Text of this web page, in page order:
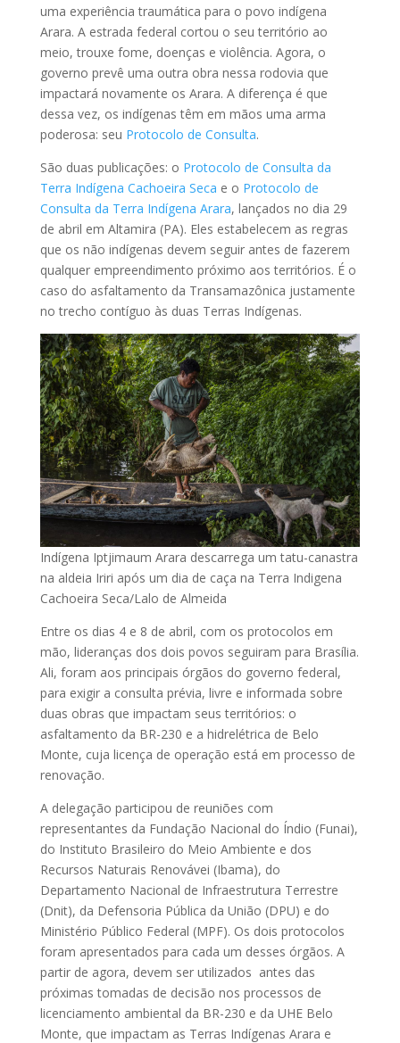
uma experiência traumática para o povo indígena
Arara. A estrada federal cortou o seu território ao
meio, trouxe fome, doenças e violência. Agora, o
governo prevê uma outra obra nessa rodovia que
impactará novamente os Arara. A diferença é que
dessa vez, os indígenas têm em mãos uma arma
poderosa: seu Protocolo de Consulta.
São duas publicações: o Protocolo de Consulta da
Terra Indígena Cachoeira Seca e o Protocolo de
Consulta da Terra Indígena Arara, lançados no dia 29
de abril em Altamira (PA). Eles estabelecem as regras
que os não indígenas devem seguir antes de fazerem
qualquer empreendimento próximo aos territórios. É o
caso do asfaltamento da Transamazônica justamente
no trecho contíguo às duas Terras Indígenas.
Indígena Iptjimaum Arara descarrega um tatu-canastra
na aldeia Iriri após um dia de caça na Terra Indigena
Cachoeira Seca/Lalo de Almeida
Entre os dias 4 e 8 de abril, com os protocolos em
mão, lideranças dos dois povos seguiram para Brasília.
Ali, foram aos principais órgãos do governo federal,
para exigir a consulta prévia, livre e informada sobre
duas obras que impactam seus territórios: o
asfaltamento da BR-230 e a hidrelétrica de Belo
Monte, cuja licença de operação está em processo de
renovação.
A delegação participou de reuniões com
representantes da Fundação Nacional do Índio (Funai),
do Instituto Brasileiro do Meio Ambiente e dos
Recursos Naturais Renovávei (Ibama), do
Departamento Nacional de Infraestrutura Terrestre
(Dnit), da Defensoria Pública da União (DPU) e do
Ministério Público Federal (MPF). Os dois protocolos
foram apresentados para cada um desses órgãos. A
partir de agora, devem ser utilizados antes das
próximas tomadas de decisão nos processos de
licenciamento ambiental da BR-230 e da UHE Belo
Monte, que impactam as Terras Indígenas Arara e